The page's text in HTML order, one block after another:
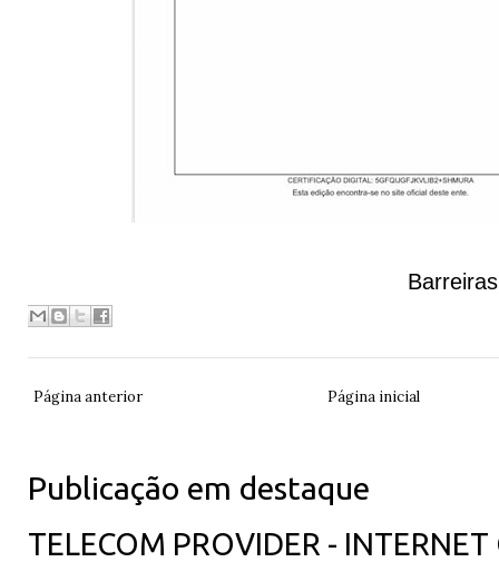
Página anterior Página inicial
Publicação em destaque
TELECOM PROVIDER -